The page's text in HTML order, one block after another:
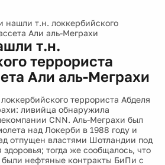
нашли т.н. локкербийского
Али аль-Меграхи
т.н.
террориста
Али аль-Меграхи
террориста Абделя
ливийца обнаружила
CNN. Аль-Меграхи был
над Локерби в 1988 году и
отпущен властями Шотландии под
тогда же сообщалось, что
нефтяные контракты БиПи с